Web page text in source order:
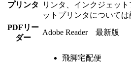
プリンタ
リンタ、インクジェッ
ットプリンタについては
PDFリー
ダー
Adobe Reader 最新版
飛脚宅配便